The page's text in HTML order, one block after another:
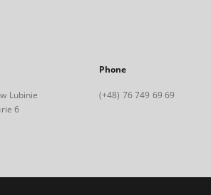
Lubinie
6
Phone
(+48) 76 749 69 69